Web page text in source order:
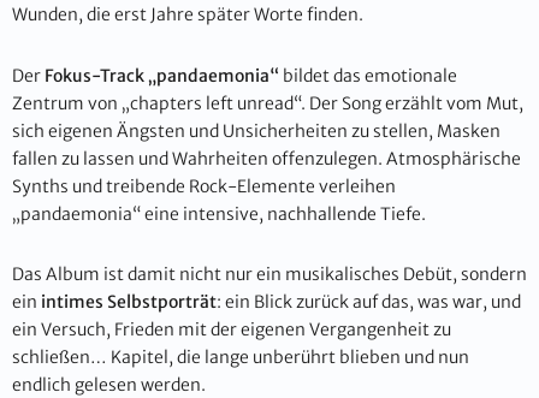
Wunden, die erst Jahre später Worte finden.
Der Fokus-Track „pandaemonia“ bildet das emotionale
Zentrum von „chapters left unread“. Der Song erzählt vom Mut,
sich eigenen Ängsten und Unsicherheiten zu stellen, Masken
fallen zu lassen und Wahrheiten offenzulegen. Atmosphärische
Synths und treibende Rock-Elemente verleihen
„pandaemonia“ eine intensive, nachhallende Tiefe.
Das Album ist damit nicht nur ein musikalisches Debüt, sondern
ein intimes Selbstporträt: ein Blick zurück auf das, was war, und
ein Versuch, Frieden mit der eigenen Vergangenheit zu
schließen… Kapitel, die lange unberührt blieben und nun
endlich gelesen werden.